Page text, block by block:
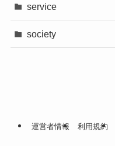
service
society
運営者情報 利用規約